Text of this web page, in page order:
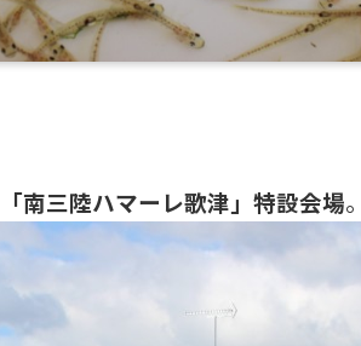
「南三陸ハマーレ歌津」特設会場